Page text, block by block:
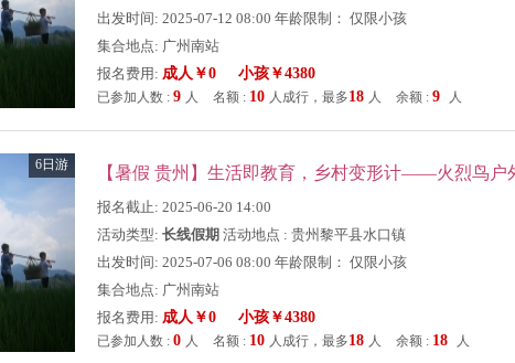
出发时间: 2025-07-12 08:00 年龄限制： 仅限小孩
集合地点: 广州南站
报名费用: 成人￥0 小孩￥4380
已参加人数 : 9 人 名额 : 10 人成行，最多18 人 余额 : 9 人
6日游
报名截止: 2025-06-20 14:00
活动类型: 长线假期 活动地点 : 贵州黎平县水口镇
出发时间: 2025-07-06 08:00 年龄限制： 仅限小孩
集合地点: 广州南站
报名费用: 成人￥0 小孩￥4380
已参加人数 : 0 人 名额 : 10 人成行，最多18 人 余额 : 18 人